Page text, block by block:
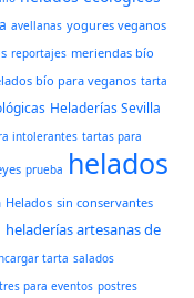
avellanas yogures veganos
reportajes meriendas bío
bío para veganos tarta
Heladerías Sevilla
intolerantes tartas para
prueba helados
Helados sin conservantes
heladerías artesanas de
tarta salados
para eventos postres